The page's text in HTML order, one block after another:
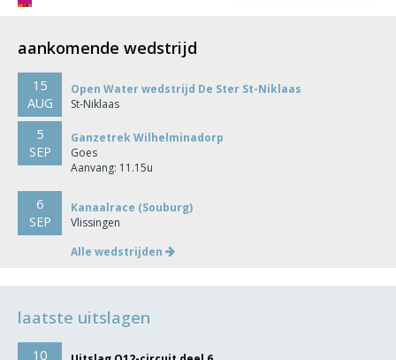
aankomende wedstrijd
15
AUG
Open Water wedstrijd De Ster St-Niklaas
St-Niklaas
5
SEP
Ganzetrek Wilhelminadorp
Goes
Aanvang: 11.15u
6
SEP
Kanaalrace (Souburg)
Vlissingen
Alle wedstrijden
laatste uitslagen
10